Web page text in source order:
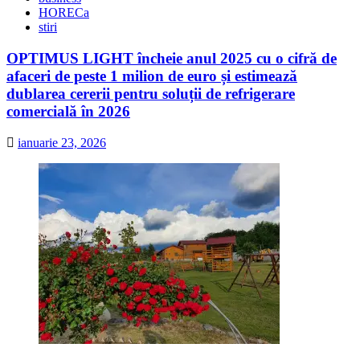
HORECa
stiri
OPTIMUS LIGHT încheie anul 2025 cu o cifră de
afaceri de peste 1 milion de euro și estimează
dublarea cererii pentru soluții de refrigerare
comercială în 2026
ianuarie 23, 2026